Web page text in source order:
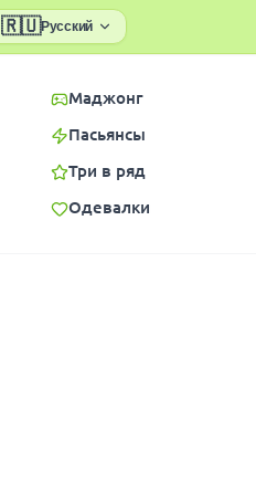
🇷🇺Русский
Маджонг
Пасьянсы
Три в ряд
Одевалки